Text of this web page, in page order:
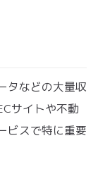
タなどの大量収
サイトや不動
ビスで特に重要